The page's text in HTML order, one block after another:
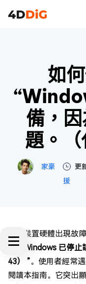
如
備，
題。
家豪 更
援
如果裝置硬體出現故
現“ Windows 已停止
43） ”。使用者經常
閱讀本指南。它突出